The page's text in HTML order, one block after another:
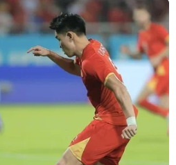
người thi hành
(TTXVN/Vietnam+)